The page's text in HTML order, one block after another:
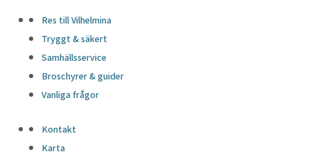
Res till Vilhelmina
Tryggt & säkert
Samhällsservice
Broschyrer & guider
Vanliga frågor
Kontakt
Karta